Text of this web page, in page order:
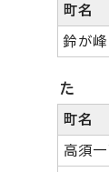
町名
鈴が
た
町名
高須